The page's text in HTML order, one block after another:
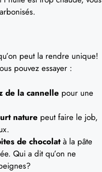
peut la rendre unique!
pouvez essayer :
de la cannelle pour une
nature peut faire le job,
de chocolatà la pâte
Qui a dit qu’on ne